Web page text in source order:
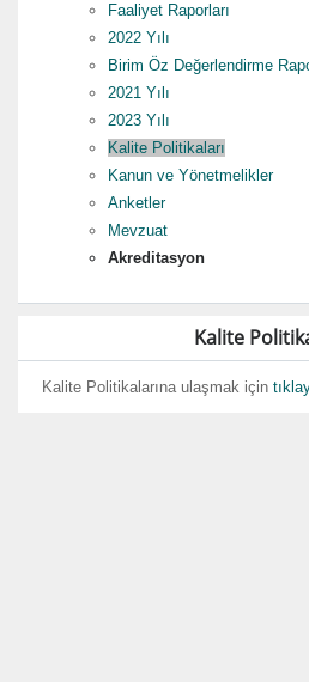
Faaliyet Raporları
2022 Yılı
Birim Öz Değerlendirme
2021 Yılı
2023 Yılı
Kalite Politikaları
Kanun ve Yönetmelikler
Anketler
Mevzuat
Akreditasyon
Kalite
Kalite Politikalarına ulaşmak için